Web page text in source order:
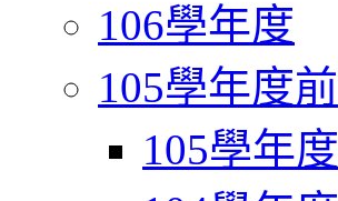
106學年度
105學年度前
105學年度